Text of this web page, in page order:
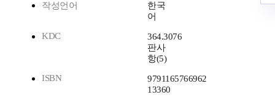
작성언어
한국
어
KDC
364.3076
판사
항(5)
ISBN
9791165766962
13360